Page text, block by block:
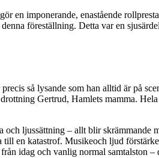
en imponerande, enastående
föreställning. Detta var en
så lysande som han alltid är på
Gertrud, Hamlets mamma. Hela
och ljussättning – allt blir skrämmande
till en katastrof. Musikeoch ljud
idag och vanlig normal samtalston –